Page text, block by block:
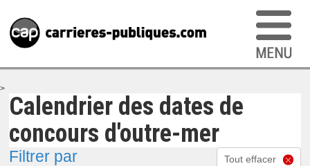
>
Calendrier des dates de
concours d'outre-mer
Filtrer par Tout effacer